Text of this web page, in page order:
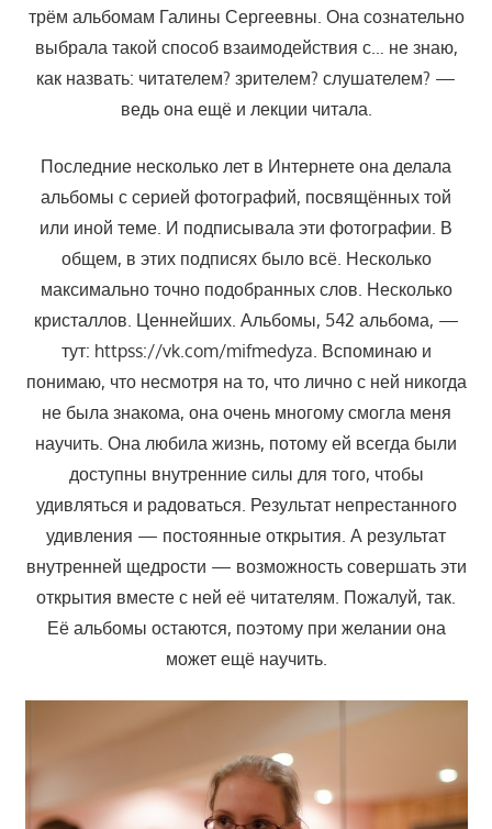
трём альбомам Галины Сергеевны. Она сознательно
выбрала такой способ взаимодействия с… не знаю,
как назвать: читателем? зрителем? слушателем? —
ведь она ещё и лекции читала.
Последние несколько лет в Интернете она делала
альбомы с серией фотографий, посвящённых той
или иной теме. И подписывала эти фотографии. В
общем, в этих подписях было всё. Несколько
максимально точно подобранных слов. Несколько
кристаллов. Ценнейших. Альбомы, 542 альбома, —
тут: httpss://vk.com/mifmedyza. Вспоминаю и
понимаю, что несмотря на то, что лично с ней никогда
не была знакома, она очень многому смогла меня
научить. Она любила жизнь, потому ей всегда были
доступны внутренние силы для того, чтобы
удивляться и радоваться. Результат непрестанного
удивления — постоянные открытия. А результат
внутренней щедрости — возможность совершать эти
открытия вместе с ней её читателям. Пожалуй, так.
Её альбомы остаются, поэтому при желании она
может ещё научить.